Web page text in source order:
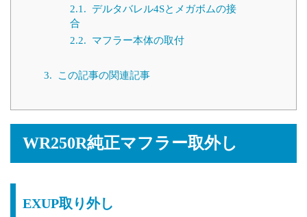
2.1. デルタバレル4Sとメガボムの接
合
2.2. マフラー本体の取付
3. この記事の関連記事
WR250R純正マフラー取外し
EXUP取り外し